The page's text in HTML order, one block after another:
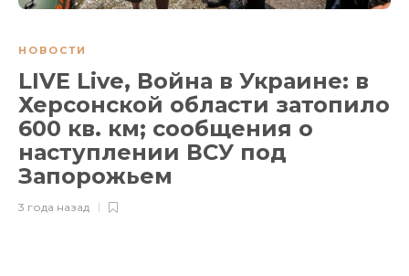
НОВОСТИ
LIVE Live, Война в Украине: в
Херсонской области затопило
600 кв. км; сообщения о
наступлении ВСУ под
Запорожьем
3 года назад